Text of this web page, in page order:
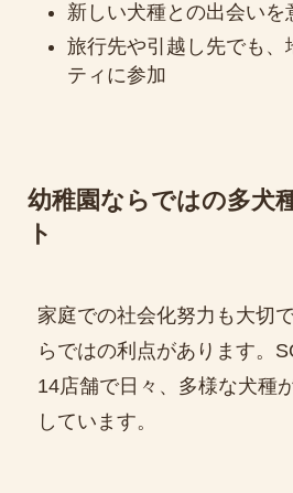
新しい犬種との出会いを
旅行先や引越し先でも、
ティに参加
幼稚園ならではの多犬
ト
家庭での社会化努力も大切
らではの利点があります。
14店舗で日々、多様な犬種
しています。